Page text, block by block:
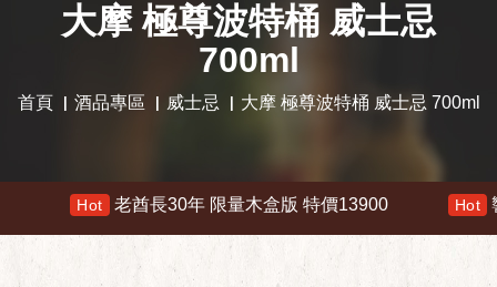
大摩 極尊波特桶 威士忌
700ml
首頁 酒品專區 威士忌 大摩 極尊波特桶 威士忌 700ml
老酋長30年 限量木盒版 特價13900 響